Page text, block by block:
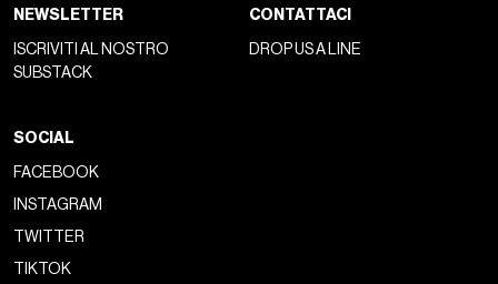
NEWSLETTER
ISCRIVITI AL NOSTRO
SUBSTACK
CONTATTACI
DROP US A LINE
SOCIAL
FACEBOOK
INSTAGRAM
TWITTER
TIKTOK